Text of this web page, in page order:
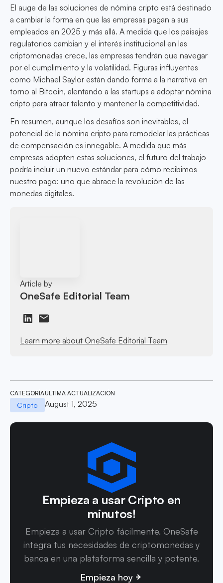
El auge de las soluciones de nómina cripto está destinado
a cambiar la forma en que las empresas pagan a sus
empleados en 2025 y más allá. A medida que los paisajes
regulatorios cambian y el interés institucional en las
criptomonedas crece, las empresas tendrán que navegar
por el cumplimiento y la volatilidad. Figuras influyentes
como Michael Saylor están dando forma a la narrativa en
torno al Bitcoin, alentando a las startups a adoptar nómina
cripto para atraer talento y mantener la competitividad.
En resumen, aunque los desafíos son inevitables, el
potencial de la nómina cripto para remodelar las prácticas
de compensación es innegable. A medida que más
empresas adopten estas soluciones, el futuro del trabajo
podría incluir un nuevo estándar para cómo recibimos
nuestro pago: uno que abrace la revolución de las
monedas digitales.
Article by
OneSafe Editorial Team
Learn more about OneSafe Editorial Team
CATEGORÍA
Cripto
ÚLTIMA ACTUALIZACIÓN
August 1, 2025
Empieza a usar Cripto en
minutos!
Empieza a usar Cripto fácilmente. OneSafe
integra tus necesidades de criptomonedas y
banca en una plataforma sencilla y potente.
Empieza hoy